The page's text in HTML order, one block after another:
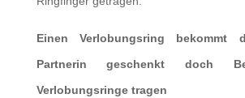
Einen Verlobungsring bekommt
Partnerin geschenkt doch
Verlobungsringe tragen